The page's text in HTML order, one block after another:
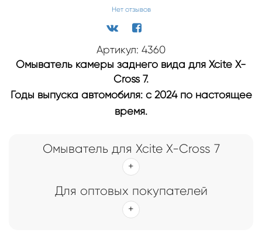
Нет отзывов
Артикул: 4360
Омыватель камеры заднего вида для Xcite X-
Cross 7.
Годы выпуска автомобиля: с 2024 по настоящее
время.
Омыватель для Xcite X-Cross 7
Для оптовых покупателей